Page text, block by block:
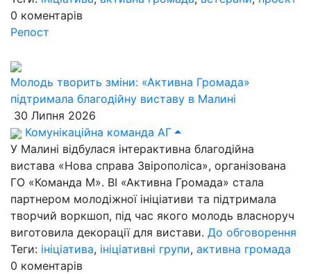
0 коментарів
Репост
Молодь творить зміни: «Активна Громада»
підтримала благодійну виставу в Малині
30 Липня 2026
Комунікаційна команда АГ
У Малині відбулася інтерактивна благодійна
вистава «Нова справа Звірополіса», організована
ГО «Команда М». ВІ «Активна Громада» стала
партнером молодіжної ініціативи та підтримала
творчий воркшоп, під час якого молодь власноруч
виготовила декорації для вистави. До обговорення
Теги: ініціатива, ініціативні групи, активна громада
0 коментарів